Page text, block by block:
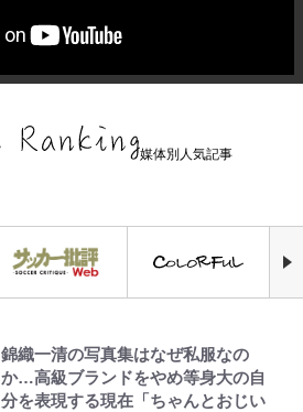
媒体別人気記事
錦織一清の写真集はなぜ私服なの
か…高級ブランドをやめ等身大の自
分を表現する現在「ちゃんとおじい
｢なんじゃこりゃあああ！｣本田圭
佑の古巣ミラン、漆黒×蛍光レッド
の超絶クールな新サードユニに世界
空の轍と大地の雲と 第1回
「自分の絵ごと、このジャンルはそ
ろそろ終わりかな」江口寿史が炎上
を経て樋口毅宏に語ったこと
荒々しい「火山帯」の一端にいるこ
とを体感！ 登頂約10分でも大迫力
「吾妻小富士」火口を1周する「1
公式-ヒロインが来る前に妊娠しま
した~詰んだはずの悪役令嬢です
が、どうやら違うようです~ 第1話
えびめしの流儀
千葉雄大、ほっそりイケメン近影に
「顔パンパンだったのに」反響 視
聴者が想った激変の納得理由